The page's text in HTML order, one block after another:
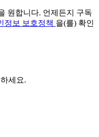
원합니다. 언제든지 구독
정보 보호정책 을(를) 확인
세요.